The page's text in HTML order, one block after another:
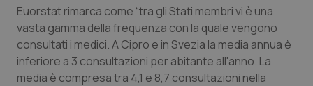
Liguria
Lombardia
Disturbi dell’umore
Dolore
Euorstat rimarca come “tra gli Stati membri vi è una
vasta gamma della frequenza con la quale vengono
consultati i medici. A Cipro e in Svezia la media annua è
inferiore a 3 consultazioni per abitante all'anno. La
media è compresa tra 4,1 e 8,7 consultazioni nella